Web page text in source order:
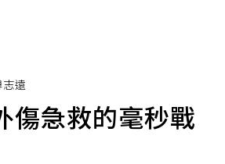
遠
傷急救的毫秒戰